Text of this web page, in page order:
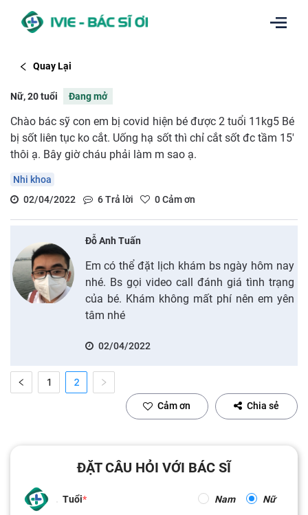
Quay Lại
Nữ, 20 tuổi Đang mở
Chào bác sỹ con em bị covid hiện bé được 2 tuổi 11kg5 Bé
bị sốt liên tục ko cắt. Uống hạ sốt thì chỉ cắt sốt đc tầm 15'
thôi ạ. Bây giờ cháu phải làm m sao ạ.
Nhi khoa
02/04/2022
6Trả lời 0Cảm ơn
Đỗ Anh Tuấn
Em có thể đặt lịch khám bs ngày hôm nay
nhé. Bs gọi video call đánh giá tình trạng
của bé. Khám không mất phí nên em yên
tâm nhé
02/04/2022
1 2
Cảm ơn Chia sẻ
ĐẶT CÂU HỎI VỚI BÁC SĨ
Tuổi Nam Nữ